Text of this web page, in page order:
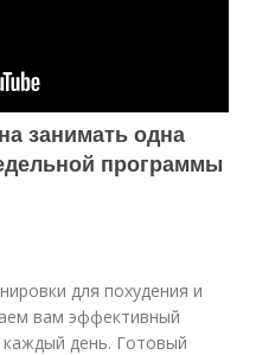
занимать одна
программы
для похудения и
вам эффективный
день. Готовый